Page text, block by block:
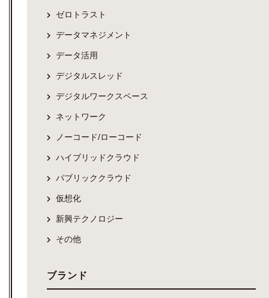
ゼロトラスト
データマネジメント
データ活用
デジタルスレッド
デジタルワークスペース
ネットワーク
ノーコード/ローコード
ハイブリッドクラウド
パブリッククラウド
仮想化
新興テクノロジー
その他
ブランド